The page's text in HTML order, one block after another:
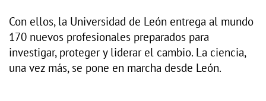
Con ellos, la Universidad de León entrega al mundo
170 nuevos profesionales preparados para
investigar, proteger y liderar el cambio. La ciencia,
una vez más, se pone en marcha desde León.